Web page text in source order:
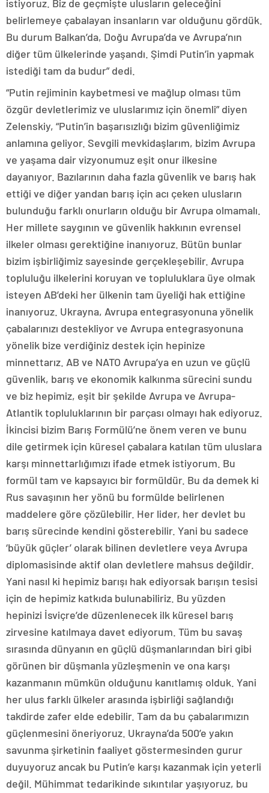
istiyoruz. Biz de geçmişte ulusların geleceğini
belirlemeye çabalayan insanların var olduğunu gördük.
Bu durum Balkan’da, Doğu Avrupa’da ve Avrupa’nın
diğer tüm ülkelerinde yaşandı. Şimdi Putin’in yapmak
istediği tam da budur” dedi.
“Putin rejiminin kaybetmesi ve mağlup olması tüm
özgür devletlerimiz ve uluslarımız için önemli” diyen
Zelenskiy, “Putin’in başarısızlığı bizim güvenliğimiz
anlamına geliyor. Sevgili mevkidaşlarım, bizim Avrupa
ve yaşama dair vizyonumuz eşit onur ilkesine
dayanıyor. Bazılarının daha fazla güvenlik ve barış hak
ettiği ve diğer yandan barış için acı çeken ulusların
bulunduğu farklı onurların olduğu bir Avrupa olmamalı.
Her millete saygının ve güvenlik hakkının evrensel
ilkeler olması gerektiğine inanıyoruz. Bütün bunlar
bizim işbirliğimiz sayesinde gerçekleşebilir. Avrupa
topluluğu ilkelerini koruyan ve topluluklara üye olmak
isteyen AB’deki her ülkenin tam üyeliği hak ettiğine
inanıyoruz. Ukrayna, Avrupa entegrasyonuna yönelik
çabalarınızı destekliyor ve Avrupa entegrasyonuna
yönelik bize verdiğiniz destek için hepinize
minnettarız. AB ve NATO Avrupa’ya en uzun ve güçlü
güvenlik, barış ve ekonomik kalkınma sürecini sundu
ve biz hepimiz, eşit bir şekilde Avrupa ve Avrupa-
Atlantik topluluklarının bir parçası olmayı hak ediyoruz.
İkincisi bizim Barış Formülü’ne önem veren ve bunu
dile getirmek için küresel çabalara katılan tüm uluslara
karşı minnettarlığımızı ifade etmek istiyorum. Bu
formül tam ve kapsayıcı bir formüldür. Bu da demek ki
Rus savaşının her yönü bu formülde belirlenen
maddelere göre çözülebilir. Her lider, her devlet bu
barış sürecinde kendini gösterebilir. Yani bu sadece
‘büyük güçler’ olarak bilinen devletlere veya Avrupa
diplomasisinde aktif olan devletlere mahsus değildir.
Yani nasıl ki hepimiz barışı hak ediyorsak barışın tesisi
için de hepimiz katkıda bulunabiliriz. Bu yüzden
hepinizi İsviçre’de düzenlenecek ilk küresel barış
zirvesine katılmaya davet ediyorum. Tüm bu savaş
sırasında dünyanın en güçlü düşmanlarından biri gibi
görünen bir düşmanla yüzleşmenin ve ona karşı
kazanmanın mümkün olduğunu kanıtlamış olduk. Yani
her ulus farklı ülkeler arasında işbirliği sağlandığı
takdirde zafer elde edebilir. Tam da bu çabalarımızın
güçlenmesini öneriyoruz. Ukrayna’da 500’e yakın
savunma şirketinin faaliyet göstermesinden gurur
duyuyoruz ancak bu Putin’e karşı kazanmak için yeterli
değil. Mühimmat tedarikinde sıkıntılar yaşıyoruz, bu